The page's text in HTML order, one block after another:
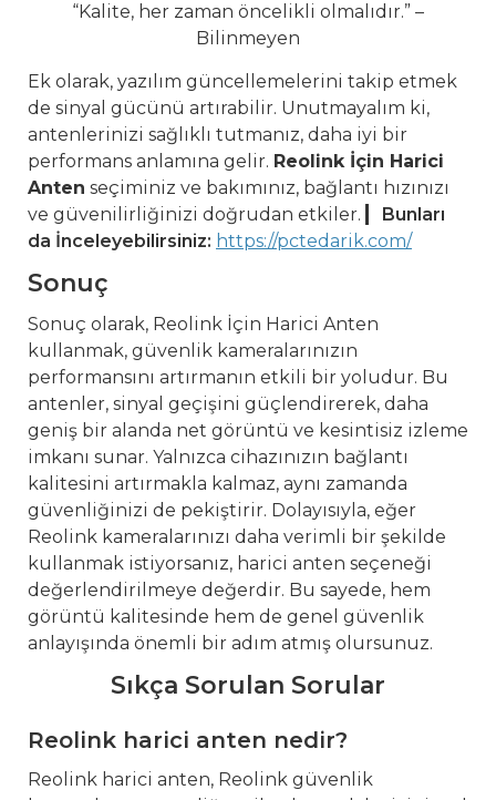
“Kalite, her zaman öncelikli olmalıdır.” –
Bilinmeyen
Ek olarak, yazılım güncellemelerini takip etmek
de sinyal gücünü artırabilir. Unutmayalım ki,
antenlerinizi sağlıklı tutmanız, daha iyi bir
performans anlamına gelir. Reolink İçin Harici
Anten seçiminiz ve bakımınız, bağlantı hızınızı
ve güvenilirliğinizi doğrudan etkiler.
Bunları
da İnceleyebilirsiniz: https://pctedarik.com/
Sonuç
Sonuç olarak, Reolink İçin Harici Anten
kullanmak, güvenlik kameralarınızın
performansını artırmanın etkili bir yoludur. Bu
antenler, sinyal geçişini güçlendirerek, daha
geniş bir alanda net görüntü ve kesintisiz izleme
imkanı sunar. Yalnızca cihazınızın bağlantı
kalitesini artırmakla kalmaz, aynı zamanda
güvenliğinizi de pekiştirir. Dolayısıyla, eğer
Reolink kameralarınızı daha verimli bir şekilde
kullanmak istiyorsanız, harici anten seçeneği
değerlendirilmeye değerdir. Bu sayede, hem
görüntü kalitesinde hem de genel güvenlik
anlayışında önemli bir adım atmış olursunuz.
Sıkça Sorulan Sorular
Reolink harici anten nedir?
Reolink harici anten, Reolink güvenlik